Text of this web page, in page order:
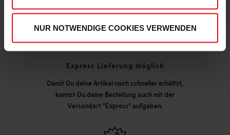
NUR NOTWENDIGE COOKIES VERWENDEN
Express Lieferung möglich
Damit Du deine Artikel noch schneller erhältst,
kannst Du deine Bestellung auch mit der
Versandart "Express" aufgeben.